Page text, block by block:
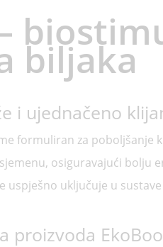
biljaka
i ujednačeno
formuliran za poboljšanje
osiguravajući
uključuje u
proizvoda